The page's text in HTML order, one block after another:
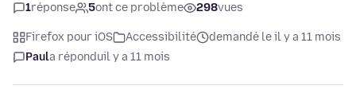
1réponse 5ont ce problème 298vues
Firefox pour iOS Accessibilité
demandé le il y a 11 mois
Paula réponduil y a 11 mois